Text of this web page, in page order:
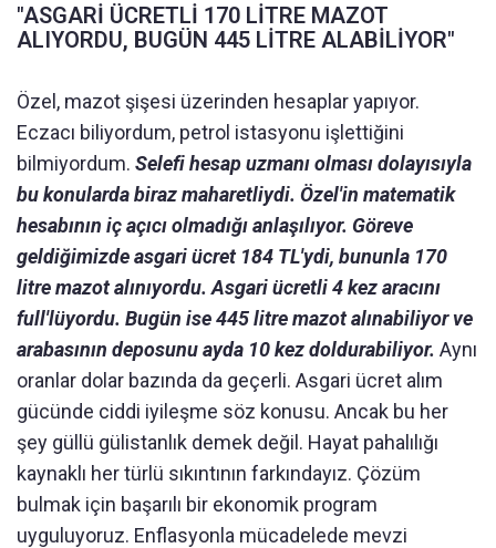
"ASGARİ ÜCRETLİ 170 LİTRE MAZOT
ALIYORDU, BUGÜN 445 LİTRE ALABİLİYOR"
Özel, mazot şişesi üzerinden hesaplar yapıyor.
Eczacı biliyordum, petrol istasyonu işlettiğini
bilmiyordum. Selefi hesap uzmanı olması dolayısıyla
bu konularda biraz maharetliydi. Özel'in matematik
hesabının iç açıcı olmadığı anlaşılıyor. Göreve
geldiğimizde asgari ücret 184 TL'ydi, bununla 170
litre mazot alınıyordu. Asgari ücretli 4 kez aracını
full'lüyordu. Bugün ise 445 litre mazot alınabiliyor ve
arabasının deposunu ayda 10 kez doldurabiliyor. Aynı
oranlar dolar bazında da geçerli. Asgari ücret alım
gücünde ciddi iyileşme söz konusu. Ancak bu her
şey güllü gülistanlık demek değil. Hayat pahalılığı
kaynaklı her türlü sıkıntının farkındayız. Çözüm
bulmak için başarılı bir ekonomik program
uyguluyoruz. Enflasyonla mücadelede mevzi